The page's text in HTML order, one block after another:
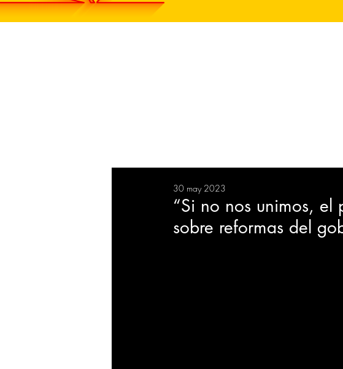
BIENESTAR EVENTOS
“Si no nos unimos,
sobre reformas del
30 may 2023